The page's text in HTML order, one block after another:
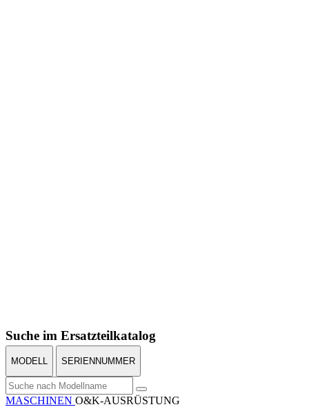
Suche im Ersatzteilkatalog
MODELL SERIENNUMMER
MASCHINEN O&K-AUSRÜSTUNG